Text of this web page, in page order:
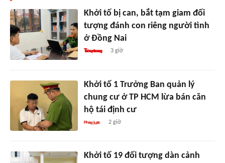
Khởi tố bị can, bắt tạm giam đối
tượng đánh con riêng người tình
ở Đồng Nai
3 giờ
Khởi tố 1 Trưởng Ban quản lý
chung cư ở TP HCM lừa bán căn
hộ tái định cư
2 giờ
Khởi tố 19 đối tượng dàn cảnh